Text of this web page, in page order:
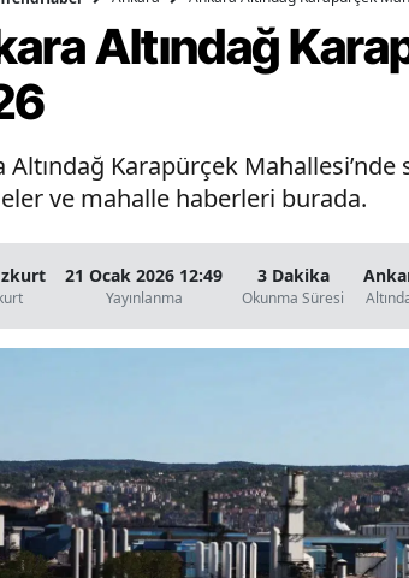
Altındağ
Altındağ Karapürçek
ve mahalle haberleri burada.
21 Ocak 2026 12:49
Yayınlanma
3 Dakika
Okunma Süresi